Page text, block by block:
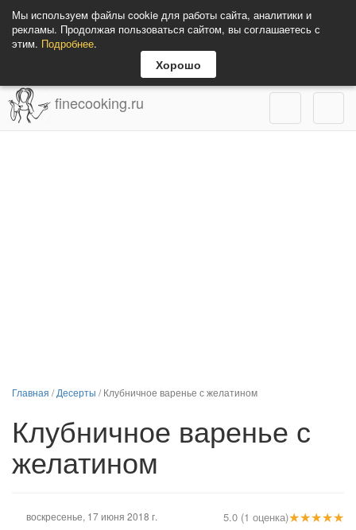
Мы используем файлы cookie для работы сайта, аналитики и
рекламы. Продолжая пользоваться сайтом, вы соглашаетесь с
этим. Подробнее.
Хорошо
finecooking.ru
Главная /Десерты /Клубничное варенье с желатином
Клубничное варенье с
желатином
★★★★★
5.0 (1 оценка)
воскресенье, 17 июня 2018 г.